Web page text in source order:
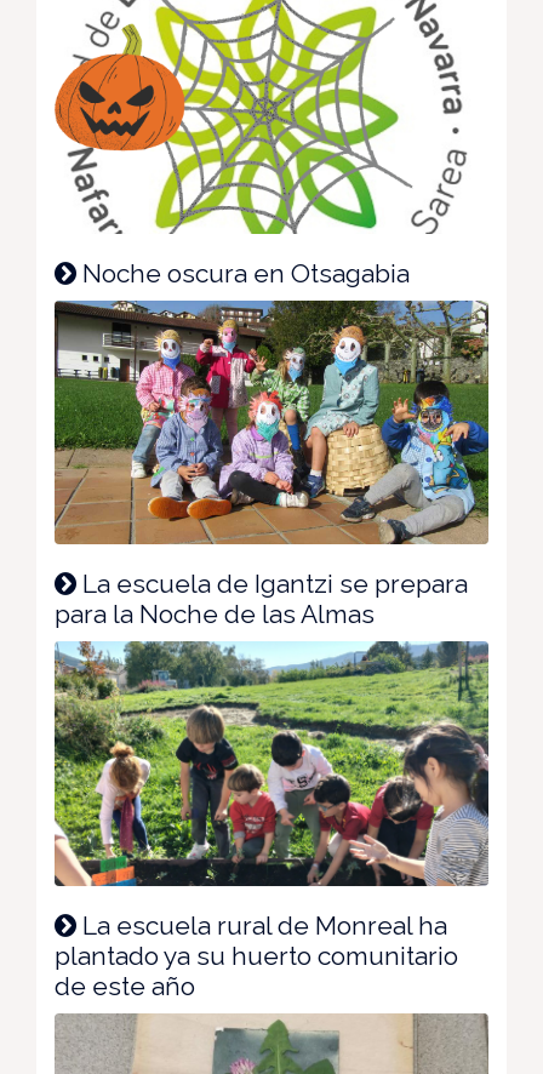
Noche oscura en Otsagabia
La escuela de Igantzi se prepara
para la Noche de las Almas
La escuela rural de Monreal ha
plantado ya su huerto comunitario
de este año